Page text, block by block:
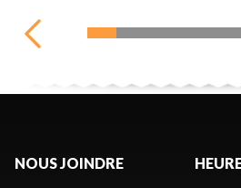
NOUS JOINDRE